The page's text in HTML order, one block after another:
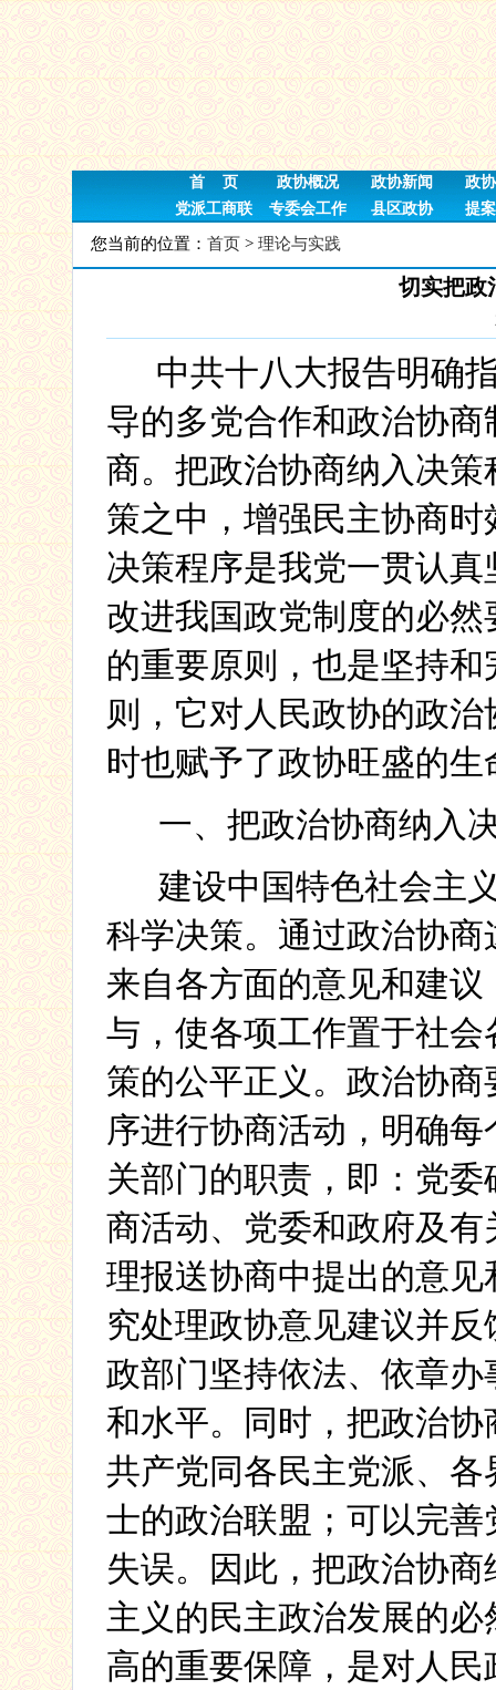
首 页 政协概况 政协新闻
政
党派工商联
专委会工作 县区政协 提
您当前的位置： 首页 > 理论与实践
切实把政
中共十八大报告明确
导的多党合作和政治协
商。把政治协商纳入决
策之中，增强民主协商
决策程序是我党一贯认
改进我国政党制度的必
的重要原则，也是坚持
则，它对人民政协的政
时也赋予了政协旺盛的生
一、把政治协商纳入
建设中国特色社会主
科学决策。通过政治协
来自各方面的意见和建
与，使各项工作置于社
策的公平正义。政治协
序进行协商活动，明确
关部门的职责，即：党
商活动、党委和政府及
理报送协商中提出的意
究处理政协意见建议并
政部门坚持依法、依章
和水平。同时，把政治
共产党同各民主党派、
士的政治联盟；可以完
失误。因此，把政治协
主义的民主政治发展的
高的重要保障，是对人